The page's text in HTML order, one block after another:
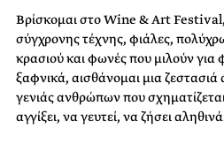
Βρίσκομαι στο Wine & Art
σύγχρονης τέχνης, φιάλες,
κρασιού και φωνές που μιλούν
ξαφνικά, αισθάνομαι μια
γενιάς ανθρώπων που
αγγίξει, να γευτεί, να ζήσει